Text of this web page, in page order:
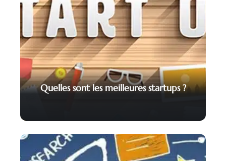
Quelles sont les meilleures startups ?